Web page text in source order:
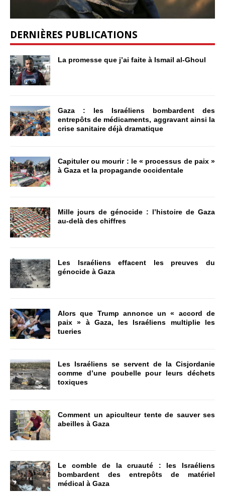
DERNIÈRES PUBLICATIONS
La promesse que j’ai faite à Ismail al-Ghoul
Gaza : les Israéliens bombardent des
entrepôts de médicaments, aggravant ainsi la
crise sanitaire déjà dramatique
Capituler ou mourir : le « processus de paix »
à Gaza et la propagande occidentale
Mille jours de génocide : l’histoire de Gaza
au-delà des chiffres
Les Israéliens effacent les preuves du
génocide à Gaza
Alors que Trump annonce un « accord de
paix » à Gaza, les Israéliens multiplie les
tueries
Les Israéliens se servent de la Cisjordanie
comme d’une poubelle pour leurs déchets
toxiques
Comment un apiculteur tente de sauver ses
abeilles à Gaza
Le comble de la cruauté : les Israéliens
bombardent des entrepôts de matériel
médical à Gaza